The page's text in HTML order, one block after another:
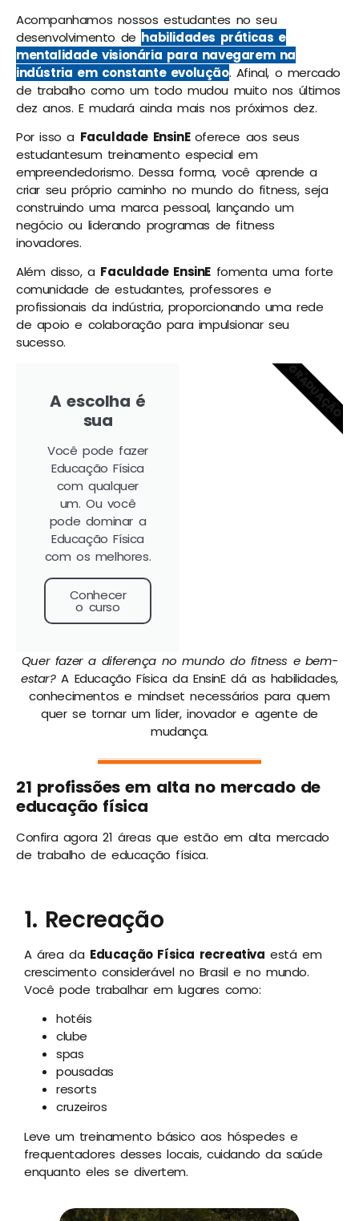
Acompanhamos nossos estudantes no seu
desenvolvimento de habilidades práticas e
mentalidade visionária para navegarem na
indústria em constante evolução. Afinal, o mercado
de trabalho como um todo mudou muito nos últimos
dez anos. E mudará ainda mais nos próximos dez.
Por isso a Faculdade EnsinE oferece aos seus
estudantesum treinamento especial em
empreendedorismo. Dessa forma, você aprende a
criar seu próprio caminho no mundo do fitness, seja
construindo uma marca pessoal, lançando um
negócio ou liderando programas de fitness
inovadores.
Além disso, a Faculdade EnsinE fomenta uma forte
comunidade de estudantes, professores e
profissionais da indústria, proporcionando uma rede
de apoio e colaboração para impulsionar seu
sucesso.
A escolha é
sua
Você pode fazer
Educação Física
com qualquer
um. Ou você
pode dominar a
Educação Física
com os melhores.
Conhecer
o curso
GRADUAÇÃO
Quer fazer a diferença no mundo do fitness e bem-
estar?A Educação Física da EnsinE dá as habilidades,
conhecimentos e mindset necessários para quem
quer se tornar um líder, inovador e agente de
mudança.
21 profissões em alta no mercado de
educação física
Confira agora 21 áreas que estão em alta mercado
de trabalho de educação física.
1. Recreação
A área da Educação Física recreativa está em
crescimento considerável no Brasil e no mundo.
Você pode trabalhar em lugares como:
hotéis
clube
spas
pousadas
resorts
cruzeiros
Leve um treinamento básico aos hóspedes e
frequentadores desses locais, cuidando da saúde
enquanto eles se divertem.